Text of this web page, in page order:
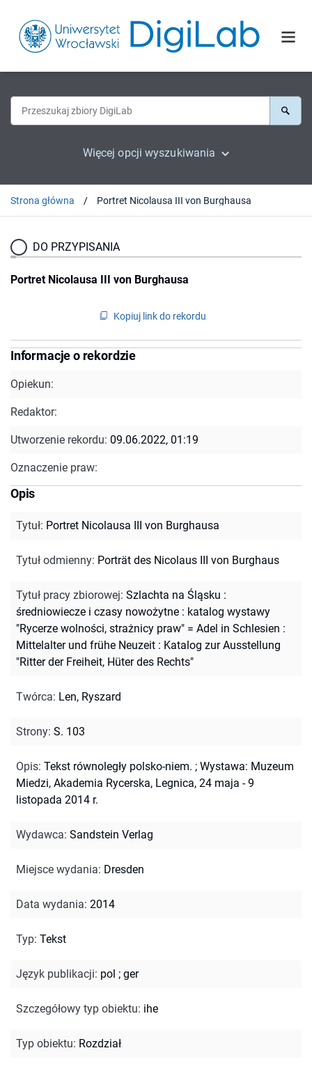
Więcej opcji wyszukiwania
Strona główna Portret Nicolausa III von Burghausa
DO PRZYPISANIA
Portret Nicolausa III von Burghausa
Kopiuj link do rekordu
Informacje o rekordzie
Opiekun:
Redaktor:
Utworzenie rekordu: 09.06.2022, 01:19
Oznaczenie praw:
Opis
Tytuł: Portret Nicolausa III von Burghausa
Tytuł odmienny: Porträt des Nicolaus III von Burghaus
Tytuł pracy zbiorowej: Szlachta na Śląsku :
średniowiecze i czasy nowożytne : katalog wystawy
"Rycerze wolności, strażnicy praw" = Adel in Schlesien :
Mittelalter und frühe Neuzeit : Katalog zur Ausstellung
"Ritter der Freiheit, Hüter des Rechts"
Twórca: Len, Ryszard
Strony: S. 103
Opis: Tekst równoległy polsko-niem. ; Wystawa: Muzeum
Miedzi, Akademia Rycerska, Legnica, 24 maja - 9
listopada 2014 r.
Wydawca: Sandstein Verlag
Miejsce wydania: Dresden
Data wydania: 2014
Typ: Tekst
Język publikacji: pol ; ger
Szczegółowy typ obiektu: ihe
Typ obiektu: Rozdział